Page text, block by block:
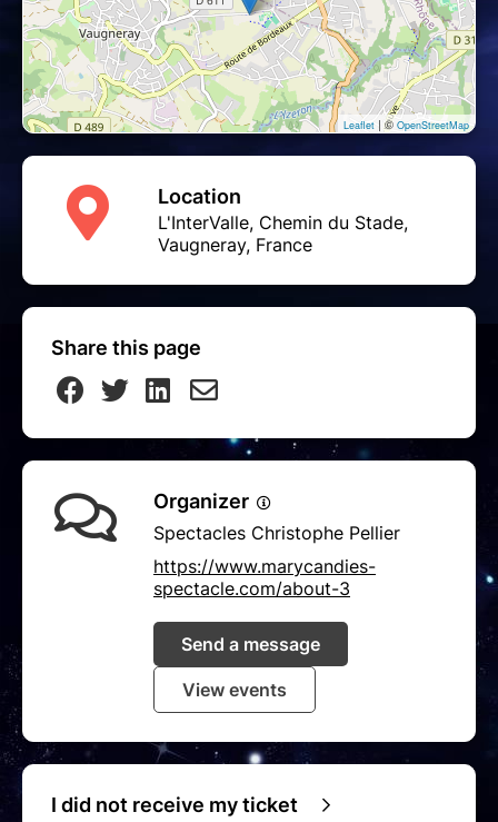
Leaflet | © OpenStreetMap
Location
L'InterValle, Chemin du Stade,
Vaugneray, France
Share this page
Organizer
Spectacles Christophe Pellier
https://www.marycandies-
spectacle.com/about-3
Send a message
View events
I did not receive my ticket